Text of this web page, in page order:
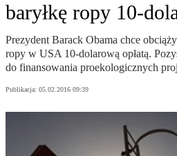
baryłkę ropy 10-
Prezydent Barack Obama chce
ropy w USA 10-dolarową opłatą.
do finansowania proekologicznych
Publikacja: 05.02.2016 09:39